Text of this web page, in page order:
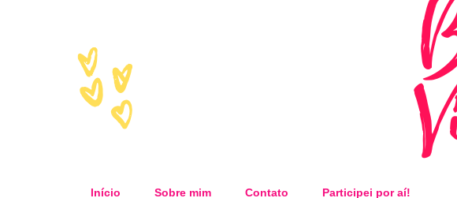
Início Sobre mim Contato Participei por aí!